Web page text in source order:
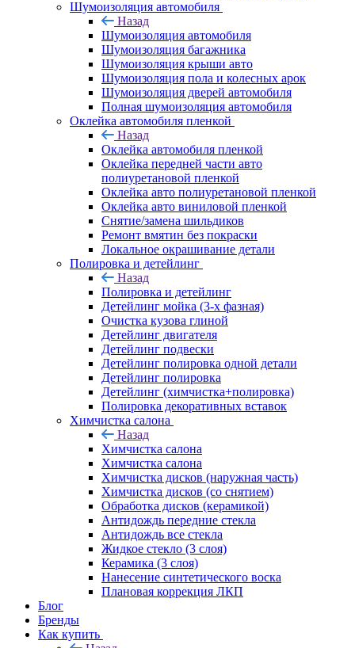
Шумоизоляция автомобиля
Назад
Шумоизоляция автомобиля
Шумоизоляция багажника
Шумоизоляция крыши авто
Шумоизоляция пола и колесных арок
Шумоизоляция дверей автомобиля
Полная шумоизоляция автомобиля
Оклейка автомобиля пленкой
Назад
Оклейка автомобиля пленкой
Оклейка передней части авто
полиуретановой пленкой
Оклейка авто полиуретановой пленкой
Оклейка авто виниловой пленкой
Снятие/замена шильдиков
Ремонт вмятин без покраски
Локальное окрашивание детали
Полировка и детейлинг
Назад
Полировка и детейлинг
Детейлинг мойка (3-х фазная)
Очистка кузова глиной
Детейлинг двигателя
Детейлинг подвески
Детейлинг полировка одной детали
Детейлинг полировка
Детейлинг (химчистка+полировка)
Полировка декоративных вставок
Химчистка салона
Назад
Химчистка салона
Химчистка салона
Химчистка дисков (наружная часть)
Химчистка дисков (со снятием)
Обработка дисков (керамикой)
Антидождь передние стекла
Антидождь все стекла
Жидкое стекло (3 слоя)
Керамика (3 слоя)
Нанесение синтетического воска
Плановая коррекция ЛКП
Блог
Бренды
Как купить